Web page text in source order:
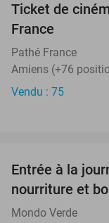
Ticket de
France
Pathé France
Amiens (+76
Vendu : 75
Entrée à la
nourriture et
Mondo Verde